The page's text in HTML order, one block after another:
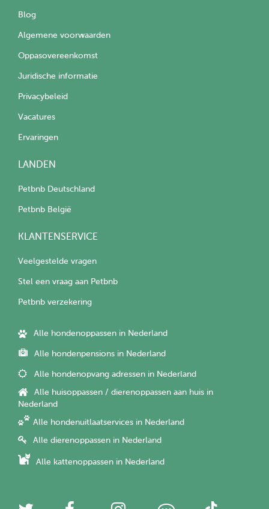
Blog
Algemene voorwaarden
Oppasovereenkomst
Juridische informatie
Privacybeleid
Vacatures
Ervaringen
LANDEN
Petbnb Deutschland
Petbnb België
KLANTENSERVICE
Veelgestelde vragen
Stel een vraag aan Petbnb
Petbnb verzekering
Alle hondenoppassen in Nederland
Alle hondenpensions in Nederland
Alle hondenopvang adressen in Nederland
Alle huisoppassen / dierenoppassen aan huis in
Nederland
Alle hondenuitlaatservices in Nederland
Alle dierenoppassen in Nederland
Alle kattenoppassen in Nederland